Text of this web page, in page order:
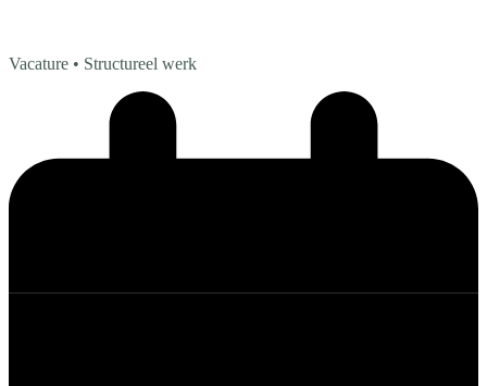
Vacature • Structureel werk